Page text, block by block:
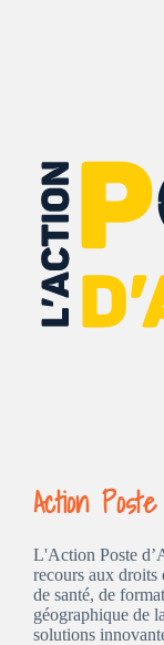
Action Poste
L'Action Poste
recours aux droits
de santé, de
géographique de
solutions